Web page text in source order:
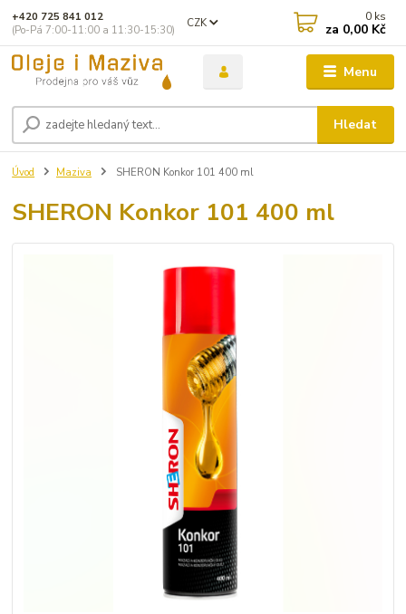
Menu
CZK
Hledat
+420 725 841 012
(Po-Pá 7:00-11:00 a 11:30-15:30)
0 ks
za 0,00 Kč
Úvod Maziva SHERON Konkor 101 400 ml
SHERON Konkor 101 400 ml